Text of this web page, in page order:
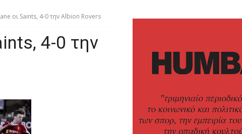
οι Saints, 4-0 την Albion Rovers
4-0 την